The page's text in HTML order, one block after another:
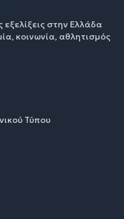
εξελίξεις στην Ελλάδα
κοινωνία, αθλητισμός
Τύπου